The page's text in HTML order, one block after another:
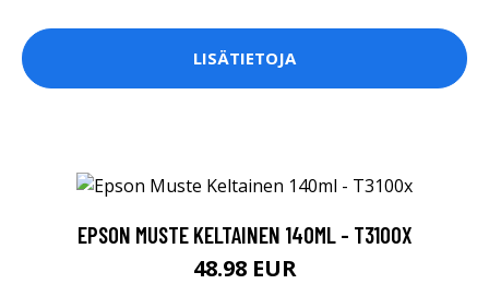
LISÄTIETOJA
EPSON MUSTE KELTAINEN 140ML - T3100X
48.98 EUR